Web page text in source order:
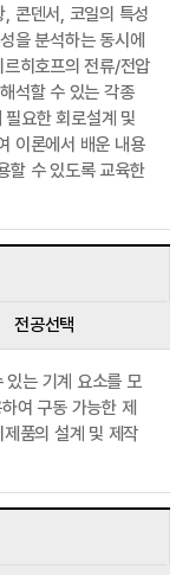
, 콘덴서, 코일의 특성
을 분석하는 동시에
히호프의 전류/전압
석할 수 있는 각종
요한 회로설계 및
이론에서 배운 내용
할 수 있도록 교육한
전공선택
는 기계 요소를 모
여 구동 가능한 제
품의 설계 및 제작